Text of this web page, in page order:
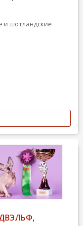
и шотландские